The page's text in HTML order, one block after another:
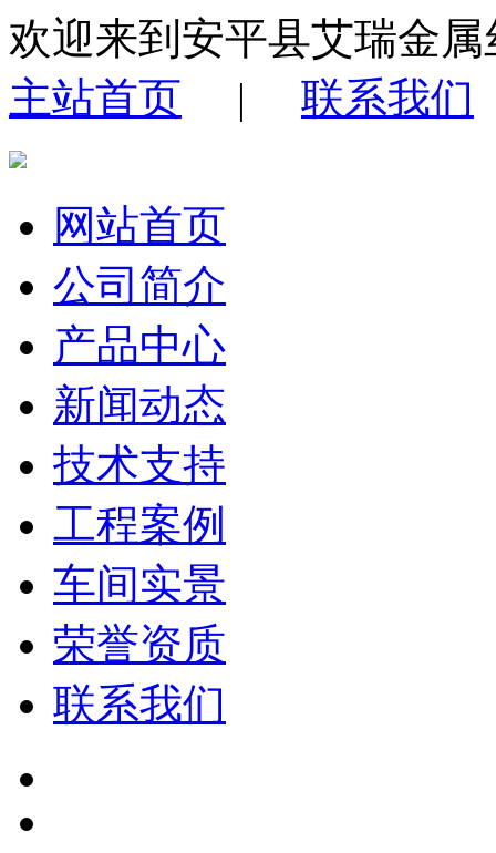
欢迎来到安平县艾瑞金
主站首页 | 联系我们
网站首页
公司简介
产品中心
新闻动态
技术支持
工程案例
车间实景
荣誉资质
联系我们